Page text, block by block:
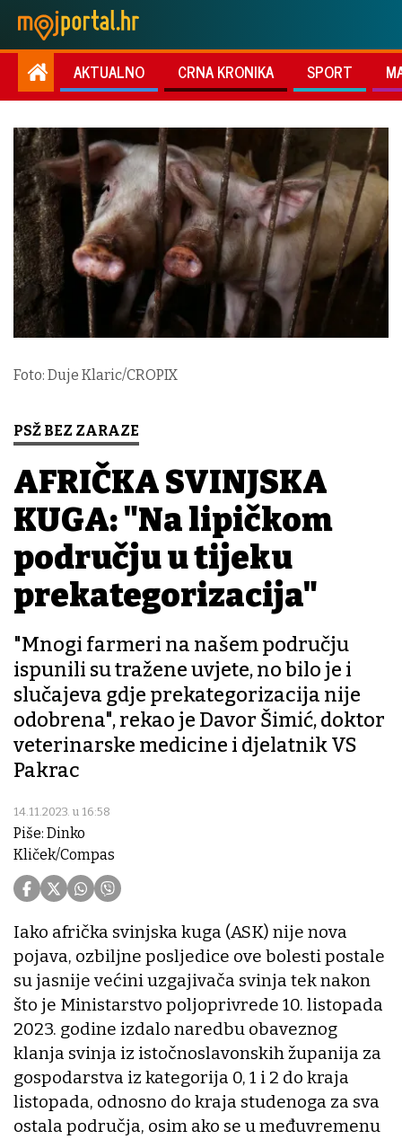
AKTUALNO CRNA KRONIKA SPORT
Foto: Duje Klaric/CROPIX
PSŽ BEZ ZARAZE
AFRIČKA SVINJSKA
KUGA: "Na lipičkom
području u tijeku
prekategorizacija"
"Mnogi farmeri na našem području
ispunili su tražene uvjete, no bilo je i
slučajeva gdje prekategorizacija nije
odobrena", rekao je Davor Šimić, doktor
veterinarske medicine i djelatnik VS
Pakrac
14.11.2023. u 16:58
Piše: Dinko
Kliček/Compas
Iako afrička svinjska kuga (ASK) nije nova
pojava, ozbiljne posljedice ove bolesti postale
su jasnije većini uzgajivača svinja tek nakon
što je Ministarstvo poljoprivrede 10. listopada
2023. godine izdalo naredbu obaveznog
klanja svinja iz istočnoslavonskih županija za
gospodarstva iz kategorija 0, 1 i 2 do kraja
listopada, odnosno do kraja studenoga za sva
ostala područja, osim ako se u međuvremenu